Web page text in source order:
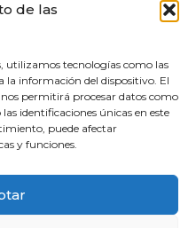
de las
utilizamos tecnologías como las
la información del dispositivo. El
permitirá procesar datos como
identificaciones únicas en este
puede afectar
y funciones.
Sostenible (ODS). Reduzco la